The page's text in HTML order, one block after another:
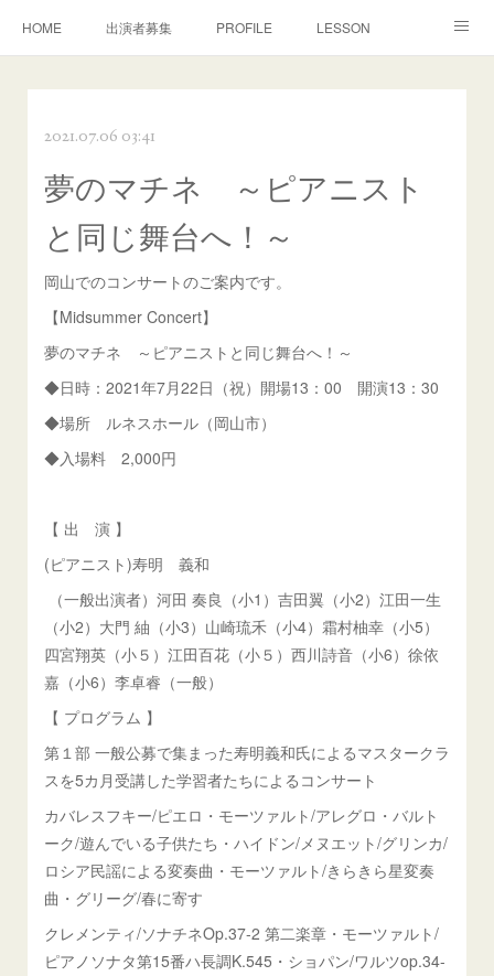
HOME 出演者募集 PROFILE LESSON
MEDIA DISCOGRAPHY
NEWS Facebook
2021.07.06 03:41
夢のマチネ ～ピアニスト
と同じ舞台へ！～
岡山でのコンサートのご案内です。
【Midsummer Concert】
夢のマチネ ～ピアニストと同じ舞台へ！～
◆日時：2021年7月22日（祝）開場13：00 開演13：30
◆場所 ルネスホール（岡山市）
◆入場料 2,000円
【 出 演 】
(ピアニスト)寿明 義和
（一般出演者）河田 奏良（小1）吉田翼（小2）江田一生
（小2）大門 紬（小3）山崎琉禾（小4）霜村柚幸（小5）
四宮翔英（小５）江田百花（小５）西川詩音（小6）徐依
嘉（小6）李卓睿（一般）
【 プログラム 】
第１部 一般公募で集まった寿明義和氏によるマスタークラ
スを5カ月受講した学習者たちによるコンサート
カバレスフキー/ピエロ・モーツァルト/アレグロ・バルト
ーク/遊んでいる子供たち・ハイドン/メヌエット/グリンカ/
ロシア民謡による変奏曲・モーツァルト/きらきら星変奏
曲・グリーグ/春に寄す
クレメンティ/ソナチネOp.37-2 第二楽章・モーツァルト/
ピアノソナタ第15番ハ長調K.545・ショパン/ワルツop.34-